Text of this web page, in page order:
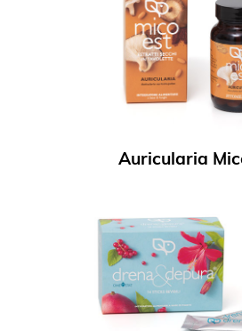
Auricularia